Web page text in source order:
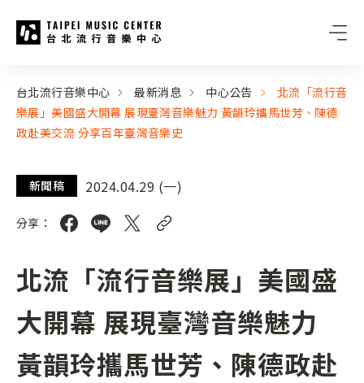
:::
台北流行音樂中心 最新消息 中心公告
北流「流行音
樂展」美國盛大開幕 展現臺灣音樂魅力 黃韻玲攜馬世芳、陳德
政赴美交流 分享百年臺灣音樂史
新聞稿 2024.04.29 (一)
分享：
北流「流行音樂展」美國盛
大開幕 展現臺灣音樂魅力
黃韻玲攜馬世芳、陳德政赴